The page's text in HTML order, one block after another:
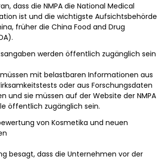
dass die NMPA die National Medical
ist und die wichtigste Aufsichtsbehörde
früher die China Food and Drug
werden öffentlich zugänglich sein
mit belastbaren Informationen aus
oder aus Forschungsdaten
und sie müssen auf der Website der NMPA
öffentlich zugänglich sein.
von Kosmetika und neuen
besagt, dass die Unternehmen vor der